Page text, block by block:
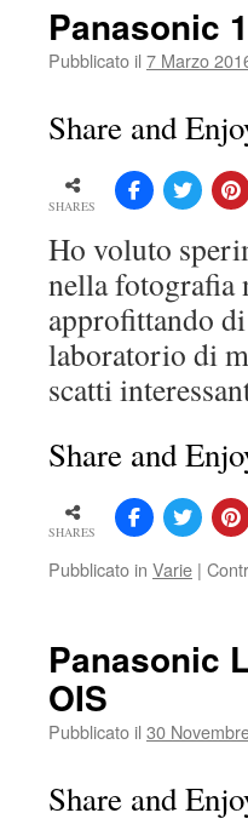
Panasonic
Pubblicato il 7 Marzo
Share and
SHARES
Ho voluto
nella fotografia
approfittando
laboratorio di
scatti
Share and
SHARES
Pubblicato in Varie |
Panasonic
OIS
Pubblicato il 30
Share and